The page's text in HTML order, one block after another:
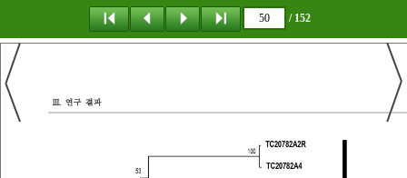
/ 152
탐 색 책갈피 이 동